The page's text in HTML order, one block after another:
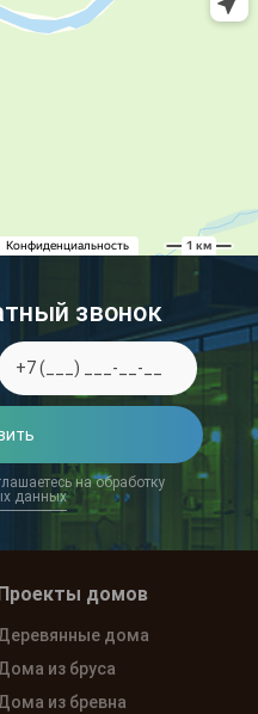
звонок
на обработку
данных
Проекты домов
дома
из бруса
из бревна